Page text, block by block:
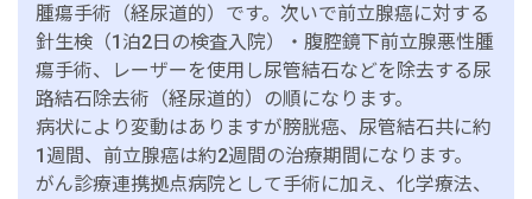
腫瘍手術（経尿道的）です。次いで前立腺癌に対する
針生検（1泊2日の検査入院）・腹腔鏡下前立腺悪性腫
瘍手術、レーザーを使用し尿管結石などを除去する尿
路結石除去術（経尿道的）の順になります。
病状により変動はありますが膀胱癌、尿管結石共に約
1週間、前立腺癌は約2週間の治療期間になります。
がん診療連携拠点病院として手術に加え、化学療法、